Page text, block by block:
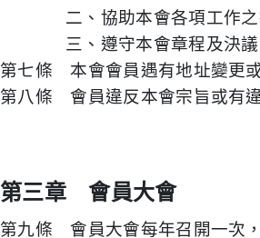
二、協助本會各項工作之
三、遵守本會章程及決議
第七條 本會會員遇有地址變更
第八條 會員違反本會宗旨或有
第三章 會員大會
第九條 會員大會每年召開一次